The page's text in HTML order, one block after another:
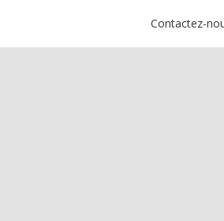
Contactez-